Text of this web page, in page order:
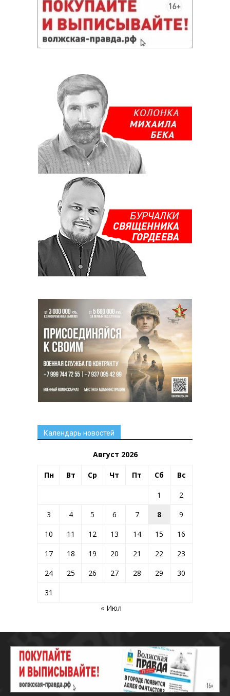
Календарь новостей
Август 2026
Пн Вт Ср Чт Пт Сб Вс
1
2
3
4 5 6 7 8
9
10
11 12 13 14 15
16
17
18 19 20 21 22
23
24
25 26 27 28 29
30
31
« Июл